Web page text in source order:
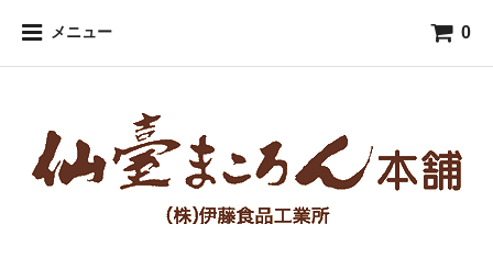
メニュー 0